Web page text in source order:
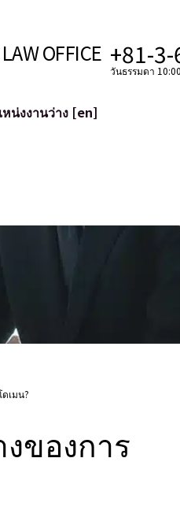
OFFICE +81-
วันธรรมดา
การบรรเทาความเสียหายต่อชื่อเ
น่งงานว่าง [en]
เมน?
ของการ